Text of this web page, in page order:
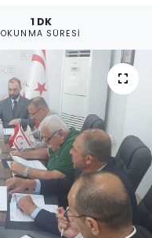
1 DK
OKUNMA SÜRESI